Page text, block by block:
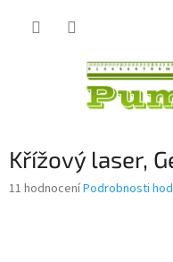
Křížový laser,
Průměrné
11 hodnoceníPodrobnosti